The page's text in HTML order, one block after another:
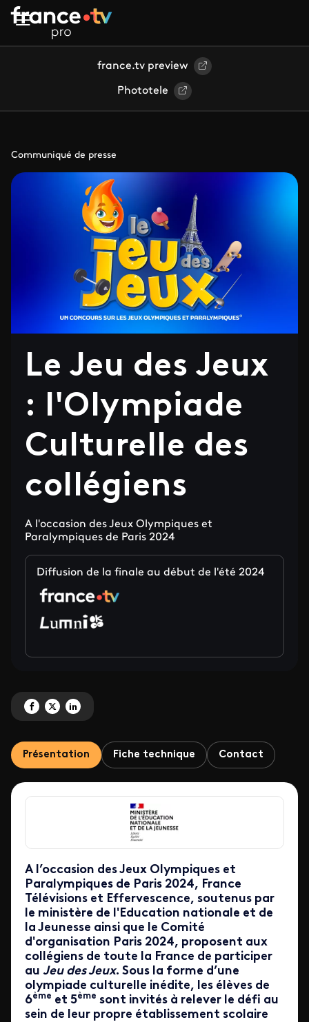
Aller au contenu principal
france.tv preview
Phototele
Communiqué de presse
Le Jeu des Jeux
: l'Olympiade
Culturelle des
collégiens
A l'occasion des Jeux Olympiques et
Paralympiques de Paris 2024
Diffusion de la finale au début de l'été 2024
Partagez 'Le Jeu des Jeux : l'Olympiade Culturelle des collégiens' sur
Partagez 'Le Jeu des Jeux : l'Olympiade Culturelle des collégiens' sur X
Partagez 'Le Jeu des Jeux : l'Olympiade Culturelle des
Présentation Fiche technique Contact
A l’occasion des Jeux Olympiques et
Paralympiques de Paris 2024, France
Télévisions et Effervescence, soutenus par
le ministère de l'Education nationale et de
la Jeunesse ainsi que le Comité
d'organisation Paris 2024, proposent aux
collégiens de toute la France de participer
au Jeu des Jeux. Sous la forme d’une
olympiade culturelle inédite, les élèves de
6ème et 5ème sont invités à relever le défi au
sein de leur propre établissement scolaire